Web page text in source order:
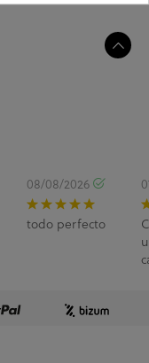
08/08/2026
todo perfecto